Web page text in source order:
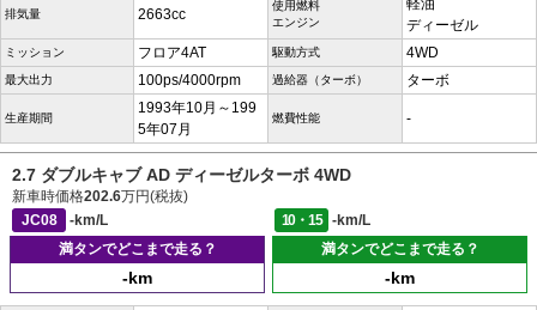
排気量 2663cc
使用燃料
エンジン
軽油
ディーゼル
ミッション フロア4AT 駆動方式 4WD
最大出力 100ps/4000rpm 過給器（ターボ） ターボ
生産期間
1993年10月～199
5年07月
燃費性能 -
2.7 ダブルキャブ AD ディーゼルターボ 4WD
新車時価格202.6万円(税抜)
JC08
-km/L 10・15
-km/L
満タンでどこまで走る？
-km
満タンでどこまで走る？
-km